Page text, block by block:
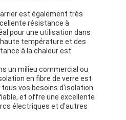
est également très
résistance à
pour une utilisation dans
température et des
à la chaleur est
un milieu commercial ou
en fibre de verre est
vos besoins d'isolation
et offre une excellente
électriques et d'autres